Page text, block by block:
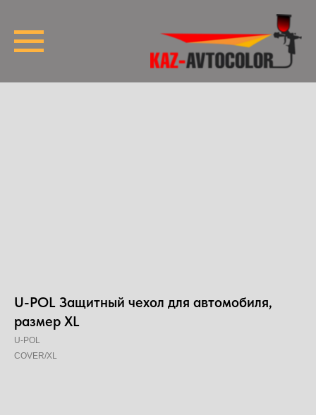
U-POL Защитный чехол для автомобиля,
размер XL
U-POL
COVER/XL